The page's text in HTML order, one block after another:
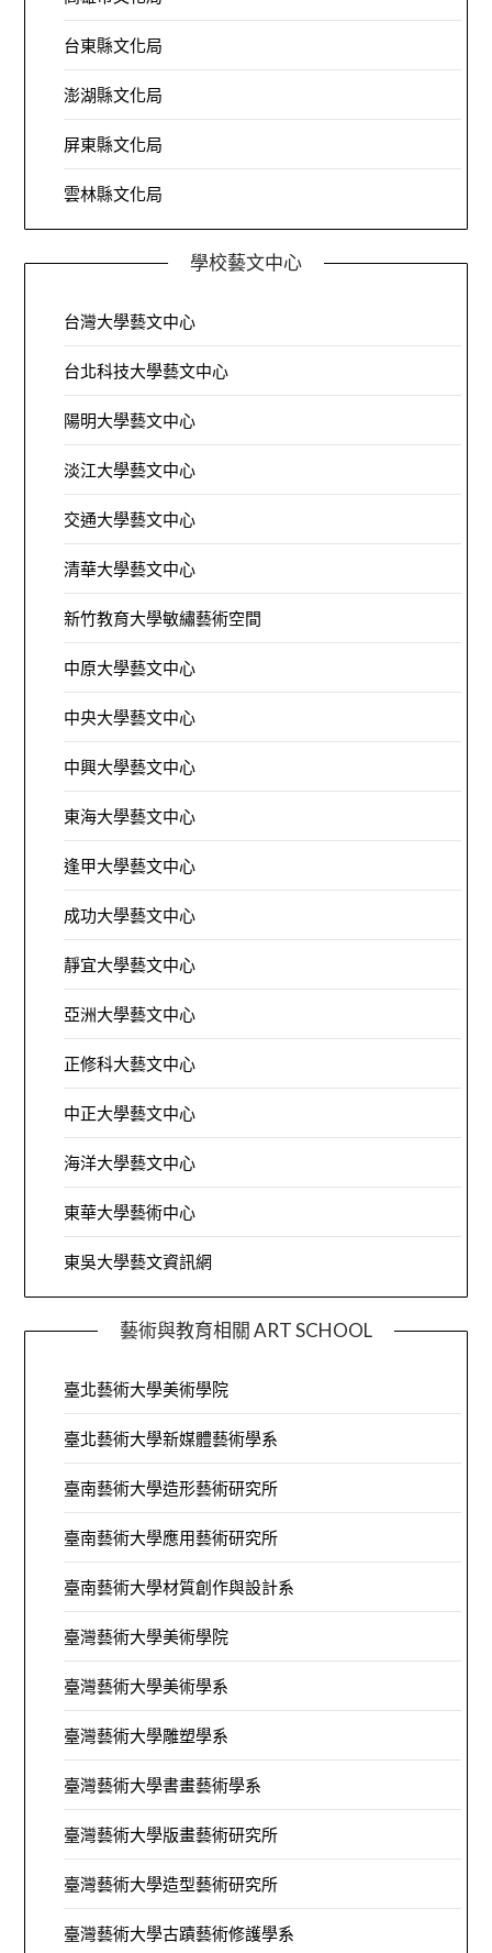
台東縣文化局
澎湖縣文化局
屏東縣文化局
雲林縣文化局
學校藝文中心
台灣大學藝文中心
台北科技大學藝文中心
陽明大學藝文中心
淡江大學藝文中心
交通大學藝文中心
清華大學藝文中心
新竹教育大學敏繡藝術空間
中原大學藝文中心
中央大學藝文中心
中興大學藝文中心
東海大學藝文中心
逢甲大學藝文中心
成功大學藝文中心
靜宜大學藝文中心
亞洲大學藝文中心
正修科大藝文中心
中正大學藝文中心
海洋大學藝文中心
東華大學藝術中心
東吳大學藝文資訊網
藝術與教育相關 ART SCHOOL
臺北藝術大學美術學院
臺北藝術大學新媒體藝術學系
臺南藝術大學造形藝術研究所
臺南藝術大學應用藝術研究所
臺南藝術大學材質創作與設計系
臺灣藝術大學美術學院
臺灣藝術大學美術學系
臺灣藝術大學雕塑學系
臺灣藝術大學書畫藝術學系
臺灣藝術大學版畫藝術研究所
臺灣藝術大學造型藝術研究所
臺灣藝術大學古蹟藝術修護學系